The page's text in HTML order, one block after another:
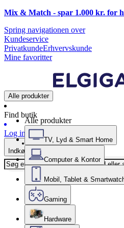
Mix & Match - spar 1.000 kr. for
Spring navigationen over
Kundeservice
PrivatkundeErhvervskunde
Mine favoritter
Alle produkter
Find butik
Log ind
Indkøbskurv
Alle produkter
TV, Lyd & Smart Home
Computer & Kontor
Mobil, Tablet &
Gaming
Hardware